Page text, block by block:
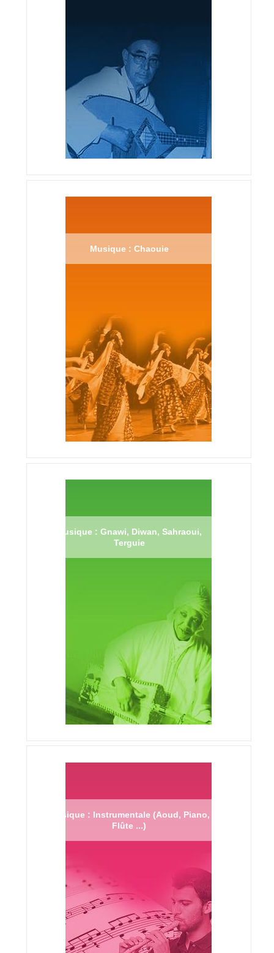
Musique : Chaouie
Musique : Gnawi, Diwan, Sahraoui,
Terguie
Musique : Instrumentale (Aoud, Piano,
Flûte ...)